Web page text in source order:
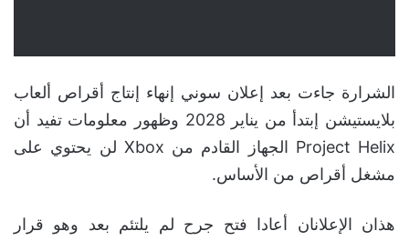
الشرارة جاءت بعد إعلان سوني إنهاء إنتاج أقراص ألعاب
بلايستيشن إبتدأ من يناير 2028 وظهور معلومات تفيد أن
Project Helix الجهاز القادم من Xbox لن يحتوي على
مشغل أقراص من الأساس.
هذان الإعلانان أعادا فتح جرح لم يلتئم بعد وهو قرار